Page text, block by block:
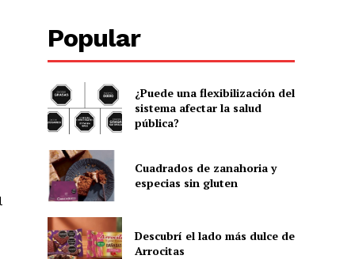
Popular
¿Puede una flexibilización del
sistema afectar la salud
pública?
Cuadrados de zanahoria y
especias sin gluten
Descubrí el lado más dulce de
Arrocitas